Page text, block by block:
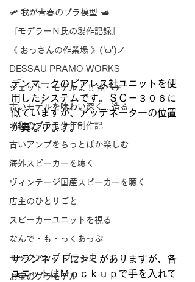
🛩 我が青春のプラ模型 🛥
『モデラーＮ氏の製作記録』
《 おっさんの作業場 》('ω')ノ
DESSAU PRAMO WORKS
ジェット・モデルよ !! 空へ✈
古いモデルを味わい深く…造る
昭和のプラモ少年制作記
古いアンプをちっとばか楽しむ
海外スピーカーを聴く
ヴィンテージ国産スピーカーを聴く
店主のひとりごと
スピーカーユニットを視る
なんで・も・っくあっぷ
モックアップ プラモ史
お宝のプラモデル
デンマークのピアレス社ユニットを使
用したシステムです。ＳＣ－３０６に
似ていますが、アッテネーターの位置
が異なります。
サランネットにシミがありますが、各
ユニットはＭｏｃｋｕｐで手を入れて